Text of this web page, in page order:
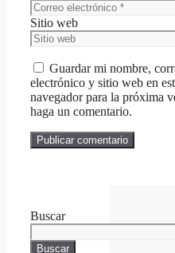
Sitio web
Guardar mi nombre,
electrónico y sitio web en
navegador para la próxima
haga un comentario.
Buscar
Buscar